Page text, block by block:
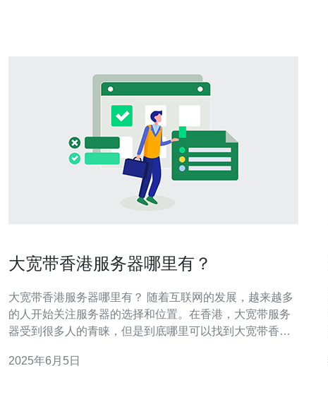
大宽带香港服务器哪里有？
大宽带香港服务器哪里有？ 随着互联网的发展，越来越多
的人开始关注服务器的选择和位置。在香港，大宽带服务
器受到很多人的青睐，但是到底哪里可以找到大宽带香港
器主要分布在香港各大数据中心。香港作为亚洲的金融中
2025年6月5日